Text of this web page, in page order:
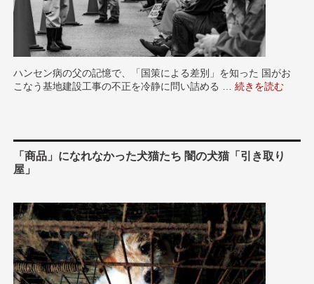
ハンセン病の父の記憶で、「国策による差別」を知った 国がお
こなう基地建設工事の不正を冷静に問い詰める …“奥間政則さん
続きを読む
「商品」になれなかった犬猫たち 闇の犬猫「引き取り
屋」